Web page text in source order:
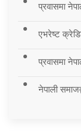
प्रवासमा
एभरेष्ट
प्रवासमा
नेपाली